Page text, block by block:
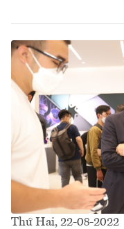
Thứ Hai, 22-08-2022